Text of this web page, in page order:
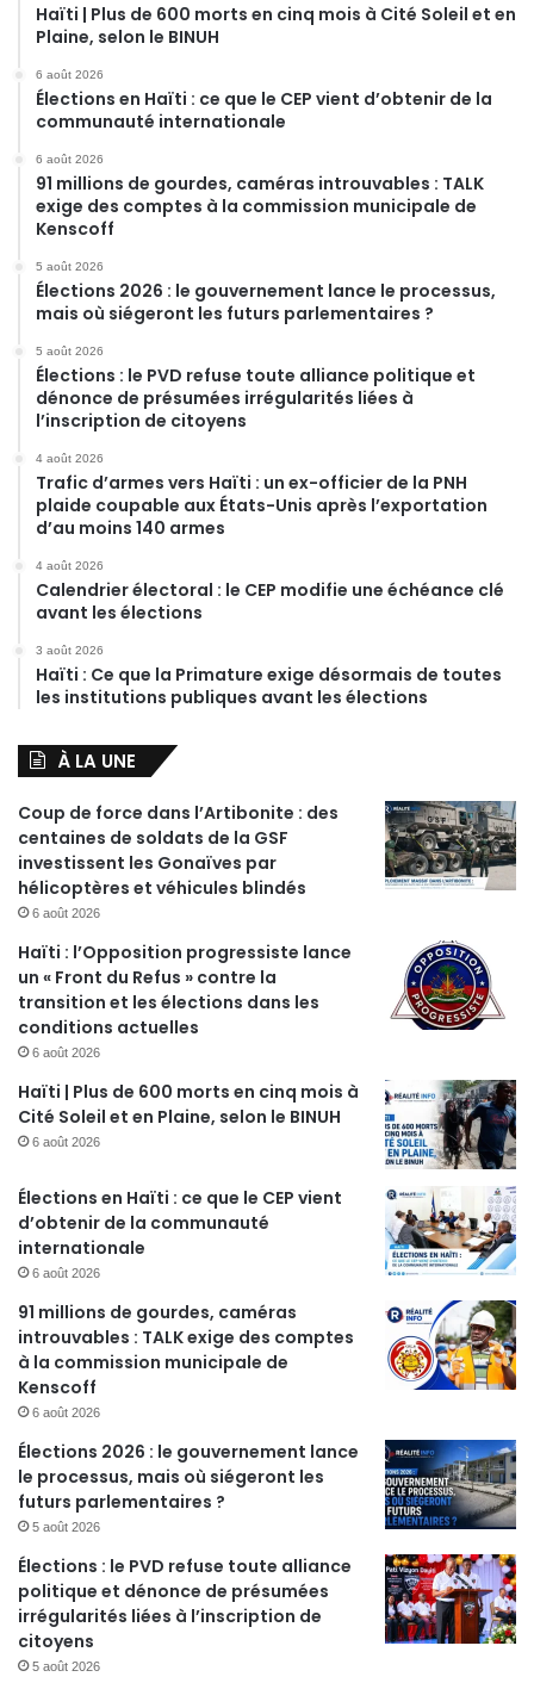
Haïti | Plus de 600 morts en cinq mois à Cité Soleil et en
Plaine, selon le BINUH
6 août 2026
Élections en Haïti : ce que le CEP vient d’obtenir de la
communauté internationale
6 août 2026
91 millions de gourdes, caméras introuvables : TALK
exige des comptes à la commission municipale de
Kenscoff
5 août 2026
Élections 2026 : le gouvernement lance le processus,
mais où siégeront les futurs parlementaires ?
5 août 2026
Élections : le PVD refuse toute alliance politique et
dénonce de présumées irrégularités liées à
l’inscription de citoyens
4 août 2026
Trafic d’armes vers Haïti : un ex-officier de la PNH
plaide coupable aux États-Unis après l’exportation
d’au moins 140 armes
4 août 2026
Calendrier électoral : le CEP modifie une échéance clé
avant les élections
3 août 2026
Haïti : Ce que la Primature exige désormais de toutes
les institutions publiques avant les élections
À LA UNE
Coup de force dans l’Artibonite : des
centaines de soldats de la GSF
investissent les Gonaïves par
hélicoptères et véhicules blindés
6 août 2026
Haïti : l’Opposition progressiste lance
un « Front du Refus » contre la
transition et les élections dans les
conditions actuelles
6 août 2026
Haïti | Plus de 600 morts en cinq mois à
Cité Soleil et en Plaine, selon le BINUH
6 août 2026
Élections en Haïti : ce que le CEP vient
d’obtenir de la communauté
internationale
6 août 2026
91 millions de gourdes, caméras
introuvables : TALK exige des comptes
à la commission municipale de
Kenscoff
6 août 2026
Élections 2026 : le gouvernement lance
le processus, mais où siégeront les
futurs parlementaires ?
5 août 2026
Élections : le PVD refuse toute alliance
politique et dénonce de présumées
irrégularités liées à l’inscription de
citoyens
5 août 2026